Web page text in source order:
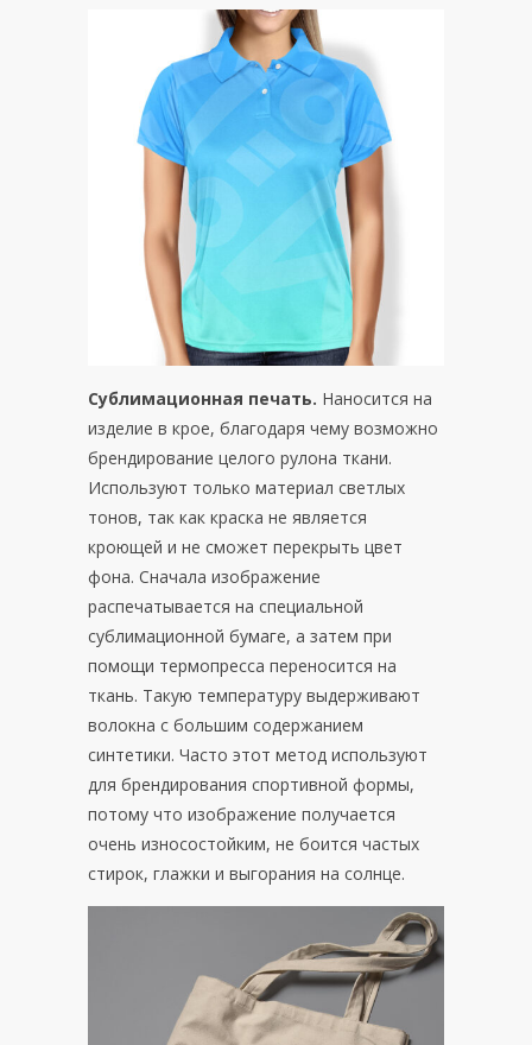
Сублимационная печать. Наносится на
изделие в крое, благодаря чему возможно
брендирование целого рулона ткани.
Используют только материал светлых
тонов, так как краска не является
кроющей и не сможет перекрыть цвет
фона. Сначала изображение
распечатывается на специальной
сублимационной бумаге, а затем при
помощи термопресса переносится на
ткань. Такую температуру выдерживают
волокна с большим содержанием
синтетики. Часто этот метод используют
для брендирования спортивной формы,
потому что изображение получается
очень износостойким, не боится частых
стирок, глажки и выгорания на солнце.